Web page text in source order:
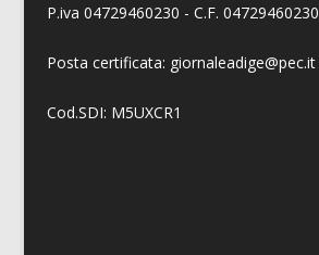
P.iva 04729460230 - C.F. 04729460230
Posta certificata: giornaleadige@pec.it
Cod.SDI: M5UXCR1